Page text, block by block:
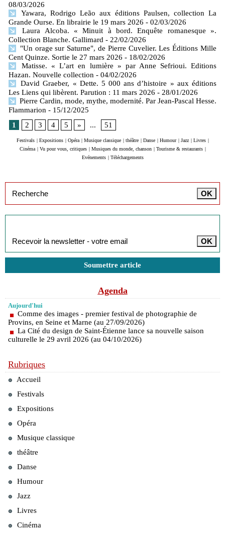
08/03/2026
Yawara, Rodrigo Leão aux éditions Paulsen, collection La
Grande Ourse. En librairie le 19 mars 2026 - 02/03/2026
Laura Alcoba. « Minuit à bord. Enquête romanesque ».
Collection Blanche. Gallimard - 22/02/2026
"Un orage sur Saturne", de Pierre Cuvelier. Les Éditions Mille
Cent Quinze. Sortie le 27 mars 2026 - 18/02/2026
Matisse. « L’art en lumière » par Anne Sefrioui. Editions
Hazan. Nouvelle collection - 04/02/2026
David Graeber, « Dette. 5 000 ans d’histoire » aux éditions
Les Liens qui libèrent. Parution : 11 mars 2026 - 28/01/2026
Pierre Cardin, mode, mythe, modernité. Par Jean-Pascal Hesse.
Flammarion - 15/12/2025
1
2 3 4 5 » ... 51
Festivals Expositions Opéra Musique classique théâtre Danse Humour Jazz Livres
Cinéma
Vu pour vous, critiques Musiques du monde, chanson Tourisme & restaurants
Evénements
Téléchargements
Soumettre article
Agenda
Aujourd'hui
Comme des images - premier festival de photographie de
Provins, en Seine et Marne (au 27/09/2026)
La Cité du design de Saint-Étienne lance sa nouvelle saison
culturelle le 29 avril 2026 (au 04/10/2026)
Rubriques
Accueil
Festivals
Expositions
Opéra
Musique classique
théâtre
Danse
Humour
Jazz
Livres
Cinéma